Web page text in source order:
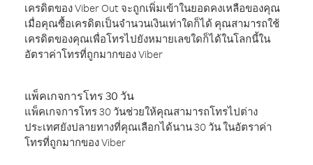
เครดิตของ Viber Out จะถูกเพิ่มเข้าในยอดคงเหลือของคุณ
เมื่อคุณซื้อเครดิตเป็นจำนวนเงินเท่าใดก็ได้ คุณสามารถใช้
เครดิตของคุณเพื่อโทรไปยังหมายเลขใดก็ได้ในโลกนี้ใน
อัตราค่าโทรที่ถูกมากของ Viber
แพ็คเกจการโทร 30 วัน
แพ็คเกจการโทร 30 วันช่วยให้คุณสามารถโทรไปต่าง
ประเทศยังปลายทางที่คุณเลือกได้นาน 30 วัน ในอัตราค่า
โทรที่ถูกมากของ Viber